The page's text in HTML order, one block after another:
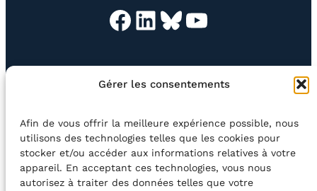
Gérer les consentements
Afin de vous offrir la meilleure expérience possible, nous
utilisons des technologies telles que les cookies pour
stocker et/ou accéder aux informations relatives à votre
appareil. En acceptant ces technologies, vous nous
autorisez à traiter des données telles que votre
Facebook LinkedIn Bluesky YouTube
EN QUESTION BOUTIQUE NEWSLETTER
CONTACT
Rechercher
©2026 Centre Avec asblBE33 5230​ 8091​ 4546